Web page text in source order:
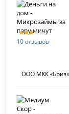
10 отзывов
ООО МКК «Бриз»